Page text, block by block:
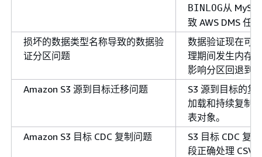
BINLOG从
致 AWS DMS 任
损坏的数据类型名称导致的数据验
证分区问题
数据验证现在可
理期间发生内存
影响分区回退到
Amazon S3 源到目标迁移问题
S3 源到目标的复
加载和持续复制
表对象。
Amazon S3 目标 CDC 复制问题
S3 目标 CDC 复
段正确处理 CSV